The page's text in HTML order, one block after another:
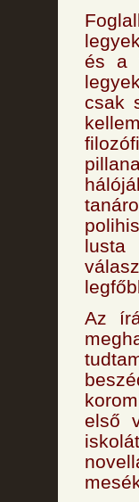
és a
csak
lusta
Az
első